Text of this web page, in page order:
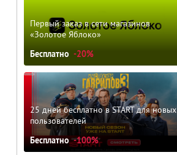
Первый заказ в сети магазинов
«Золотое Яблоко»
Бесплатно -20%
25 дней бесплатно в START для новых
пользователей
Бесплатно -100%